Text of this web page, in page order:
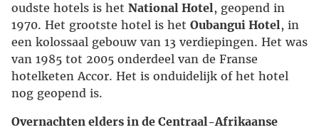
oudste hotels is het National Hotel, geopend in
1970. Het grootste hotel is het Oubangui Hotel, in
een kolossaal gebouw van 13 verdiepingen. Het was
van 1985 tot 2005 onderdeel van de Franse
hotelketen Accor. Het is onduidelijk of het hotel
nog geopend is.
Overnachten elders in de Centraal-Afrikaanse